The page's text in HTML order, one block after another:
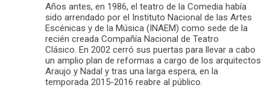
Años antes, en 1986, el teatro de la Comedia había
sido arrendado por el Instituto Nacional de las Artes
Escénicas y de la Música (INAEM) como sede de la
recién creada Compañía Nacional de Teatro
Clásico. En 2002 cerró sus puertas para llevar a cabo
un amplio plan de reformas a cargo de los arquitectos
Araujo y Nadal y tras una larga espera, en la
temporada 2015-2016 reabre al público.